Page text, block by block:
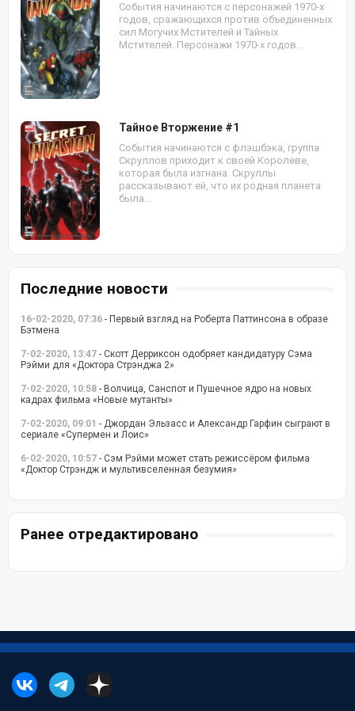
События начинаются с персонажей 1970-х
годов, сражающихся против объединенных
сил Могучих Мстителей и Тайных
Мстителей. Персонажи 1970-х годов...
Тайное Вторжение #1
События начинаются с флэшбэка, группа
Скруллов приходит к своей Королеве,
которая была изгнана. Скруллы
рассказывают ей, что их родная планета
была...
Последние новости
16-02-2020, 07:36 - Первый взгляд на Роберта Паттинсона в образе
Бэтмена
7-02-2020, 13:47 - Скотт Дерриксон одобряет кандидатуру Сэма
Рэйми для «Доктора Стрэнджа 2»
7-02-2020, 10:58 - Волчица, Санспот и Пушечное ядро на новых
кадрах фильма «Новые мутанты»
7-02-2020, 09:01 - Джордан Эльзасс и Александр Гарфин сыграют в
сериале «Супермен и Лоис»
6-02-2020, 10:57 - Сэм Рэйми может стать режиссёром фильма
«Доктор Стрэндж и мультивселенная безумия»
Ранее отредактировано